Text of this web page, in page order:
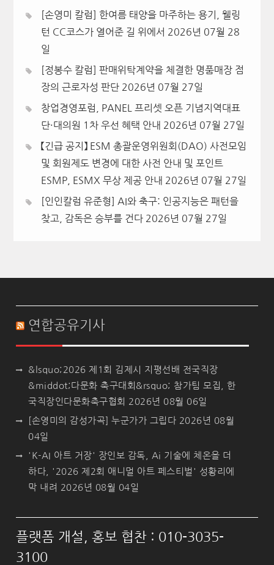
[손영미 칼럼] 한여름 태양을 마주하는 용기, 웰링
턴 CC코스가 열어준 길 위에서 2026년 07월 28
일
[정봉수 칼럼] 판매위탁계약을 체결한 명품매장 점
장의 근로자성 판단 2026년 07월 27일
창업경영포럼, PANEL 프리셋 오픈 기념지역대표
단·대의원 1차 우선 혜택 안내 2026년 07월 27일
【긴급 공지】 ESM 총괄운영위원회(DAO) 사전모임
및 회원제도 변경에 대한 사전 안내 및 포인트
ESMP, ESMX 무상 제공 안내 2026년 07월 27일
[인인칼럼 유준형] AI와 축구: 인공지능은 패턴을
찾고, 감독은 승부를 건다 2026년 07월 27일
연합공유기사
&lsquo;2026 제1회 김제시 지평선배 전국직장
&middot;다문화 축구대회&rsquo; 참가팀 모집, 한
국직장인다문화축구협회 2026년 08월 06일
[손영미의 감성가곡] 누군가가 그립다 2026년 08월
04일
'K-AI 아트 거장' 장인보 감독, Ai 기술에 체온을 더
하다, '2026 제2회 애니멀 아트 페스티벌' 성황리에
막 내려 2026년 08월 04일
플랫폼 개설, 홍보 협찬 : 010-3035-
3100